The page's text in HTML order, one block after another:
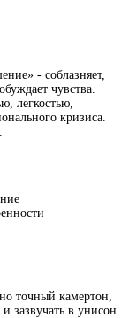
- соблазняет,
чувства.
легкостью,
кризиса.
точный камертон,
зазвучать в унисон.